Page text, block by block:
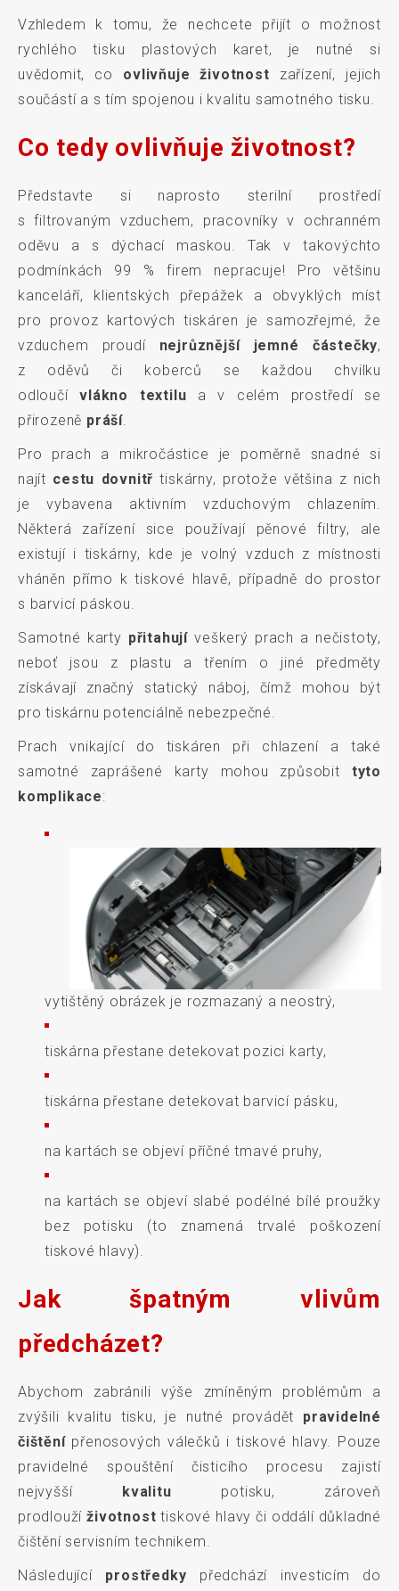
Vzhledem k tomu, že nechcete přijít o možnost
rychlého tisku plastových karet, je nutné si
uvědomit, co ovlivňuje životnost zařízení, jejich
součástí a s tím spojenou i kvalitu samotného tisku.
Co tedy ovlivňuje životnost?
Představte si naprosto sterilní prostředí
s filtrovaným vzduchem, pracovníky v ochranném
oděvu a s dýchací maskou. Tak v takovýchto
podmínkách 99 % firem nepracuje! Pro většinu
kanceláří, klientských přepážek a obvyklých míst
pro provoz kartových tiskáren je samozřejmé, že
vzduchem proudí nejrůznější jemné částečky,
z oděvů či koberců se každou chvilku
odloučívlákno textilu a v celém prostředí se
přirozeně práší
Pro prach a mikročástice je poměrně snadné si
najít cestu dovnitř tiskárny, protože většina z nich
je vybavena aktivním vzduchovým chlazením.
Některá zařízení sice používají pěnové filtry, ale
existují i tiskárny, kde je volný vzduch z místnosti
vháněn přímo k tiskové hlavě, případně do prostor
s barvicí páskou.
Samotné karty přitahují veškerý prach a nečistoty,
neboť jsou z plastu a třením o jiné předměty
získávají značný statický náboj, čímž mohou být
pro tiskárnu potenciálně nebezpečné.
Prach vnikající do tiskáren při chlazení a také
samotné zaprášené karty mohou způsobit tyto
komplikace:
vytištěný obrázek je rozmazaný a neostrý,
tiskárna přestane detekovat pozici karty,
tiskárna přestane detekovat barvicí pásku,
na kartách se objeví příčné tmavé pruhy,
na kartách se objeví slabé podélné bílé proužky
bez potisku (to znamená trvalé poškození
tiskové hlavy).
Jak špatným vlivům
předcházet?
Abychom zabránili výše zmíněným problémům a
zvýšili kvalitu tisku, je nutné provádět pravidelné
čištěnípřenosových válečků i tiskové hlavy. Pouze
pravidelné spouštění čisticího procesu zajistí
nejvyšší
kvalitu potisku, zároveň
prodloužíživotnost tiskové hlavy či oddálí důkladné
čištění servisním technikem.
Následující prostředky předchází investicím do